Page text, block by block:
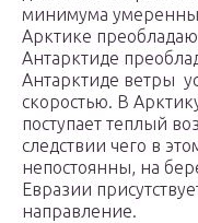
минимума
Арктике
Антарктиде
Антарктиде ветры
скоростью. В
поступает теплый
следствии чего в
непостоянны, на
Евразии
направление.